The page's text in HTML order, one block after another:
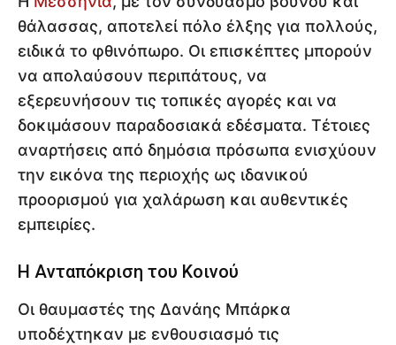
θάλασσας, αποτελεί πόλο έλξης για πολλούς,
ειδικά το φθινόπωρο. Οι επισκέπτες μπορούν
να απολαύσουν περιπάτους, να
εξερευνήσουν τις τοπικές αγορές και να
δοκιμάσουν παραδοσιακά εδέσματα. Τέτοιες
αναρτήσεις από δημόσια πρόσωπα ενισχύουν
την εικόνα της περιοχής ως ιδανικού
προορισμού για χαλάρωση και αυθεντικές
εμπειρίες.
Η Ανταπόκριση του Κοινού
Οι θαυμαστές της Δανάης Μπάρκα
υποδέχτηκαν με ενθουσιασμό τις